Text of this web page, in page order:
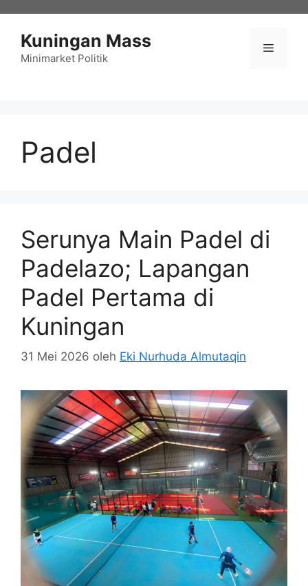
Kuningan Mass
Minimarket Politik
Menu
Padel
Serunya Main Padel di
Padelazo; Lapangan
Padel Pertama di
Kuningan
31 Mei 2026 oleh Eki Nurhuda Almutaqin